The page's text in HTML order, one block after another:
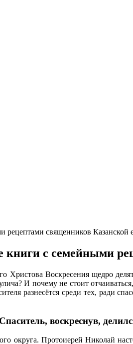
рецептами священников Казанской
с семейными
Христова Воскресения щедро
И почему не стоит
разнесётся среди тех, ради
воскреснув,
Протоиерей Николай